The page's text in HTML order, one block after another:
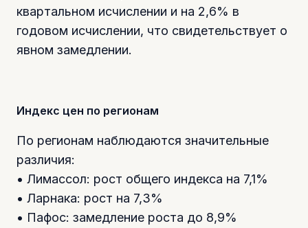
квартальном исчислении и на 2,6% в
годовом исчислении, что свидетельствует о
явном замедлении.
Индекс цен по регионам
По регионам наблюдаются значительные
различия:
• Лимассол: рост общего индекса на 7,1%
• Ларнака: рост на 7,3%
• Пафос: замедление роста до 8,9%